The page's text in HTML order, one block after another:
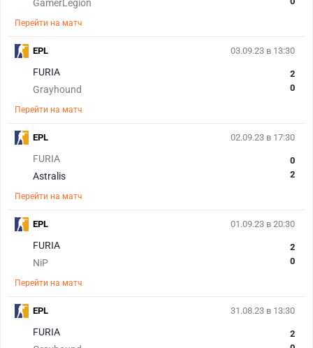
GamerLegion
Перейти на матч
03.09.23 в 13:30
FURIA
Grayhound
2
0
Перейти на матч
EPL
02.09.23 в 17:30
FURIA
Astralis
0
2
Перейти на матч
EPL
01.09.23 в 20:30
FURIA
NiP
2
0
Перейти на матч
EPL
31.08.23 в 13:30
FURIA
2
EPL